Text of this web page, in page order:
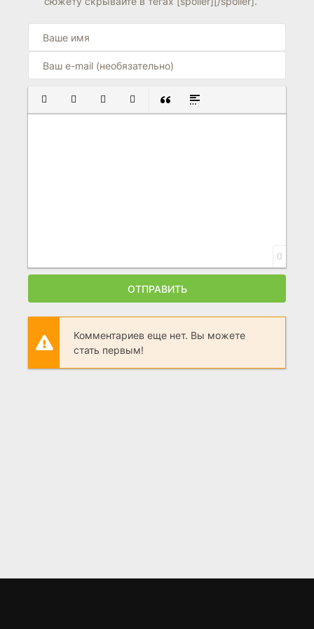
ПОЛУЖИРНЫЙ
КУРСИВПОДЧЕРКНУТЫЙ
ЗАЧЕРКНУТЫЙ
ВСТАВКА ЦИТАТЫ
ВСТАВКА СПОЙЛЕРА
0
ОТПРАВИТЬ
Комментариев еще нет. Вы можете
стать первым!